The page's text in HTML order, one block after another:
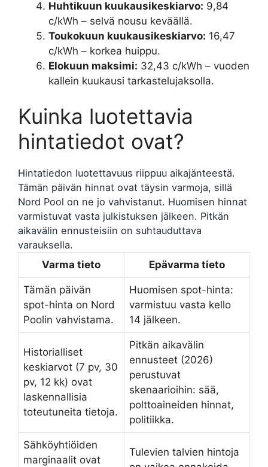
Huhtikuun kuukausikeskiarvo: 9,84
c/kWh – selvä nousu keväällä.
Toukokuun kuukausikeskiarvo: 16,47
c/kWh – korkea huippu.
Elokuun maksimi: 32,43 c/kWh – vuoden
kallein kuukausi tarkastelujaksolla.
Kuinka luotettavia
hintatiedot ovat?
Hintatiedon luotettavuus riippuu aikajänteestä.
Tämän päivän hinnat ovat täysin varmoja, sillä
Nord Pool on ne jo vahvistanut. Huomisen hinnat
varmistuvat vasta julkistuksen jälkeen. Pitkän
aikavälin ennusteisiin on suhtauduttava
varauksella.
Varma tieto
Epävarma tieto
Tämän päivän
spot-hinta on Nord
Poolin vahvistama.
Huomisen spot-hinta:
varmistuu vasta kello
14 jälkeen.
Historialliset
keskiarvot (7 pv, 30
pv, 12 kk) ovat
laskennallisia
toteutuneita tietoja.
Pitkän aikavälin
ennusteet (2026)
perustuvat
skenaarioihin: sää,
polttoaineiden hinnat,
politiikka.
Sähköyhtiöiden
marginaalit ovat
Tulevien talvien hintoja